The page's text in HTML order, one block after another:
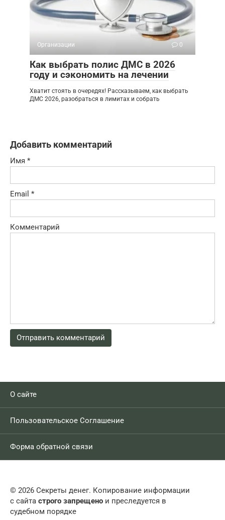
Организации 0
Как выбрать полис ДМС в 2026
году и сэкономить на лечении
Хватит стоять в очередях! Рассказываем, как выбрать
ДМС 2026, разобраться в лимитах и собрать
Добавить комментарий
Имя *
Email *
Комментарий
О сайте
Пользовательское Соглашение
Форма обратной связи
© 2026 Секреты денег. Копирование информации
с сайта строго запрещено и преследуется в
судебном порядке